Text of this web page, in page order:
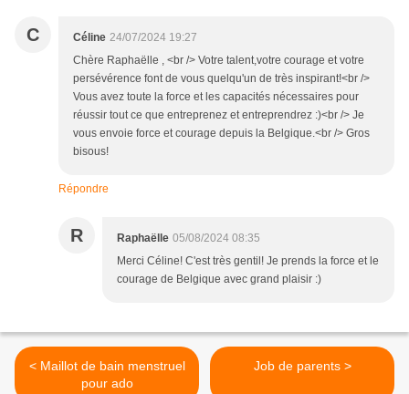
C Céline 24/07/2024 19:27
Chère Raphaëlle , <br /> Votre talent,votre courage et votre
persévérence font de vous quelqu'un de très inspirant!<br />
Vous avez toute la force et les capacités nécessaires pour
réussir tout ce que entreprenez et entreprendrez :)<br /> Je
vous envoie force et courage depuis la Belgique.<br /> Gros
bisous!
Répondre
R Raphaëlle 05/08/2024 08:35
Merci Céline! C'est très gentil! Je prends la force et le
courage de Belgique avec grand plaisir :)
< Maillot de bain menstruel
pour ado
Job de parents >